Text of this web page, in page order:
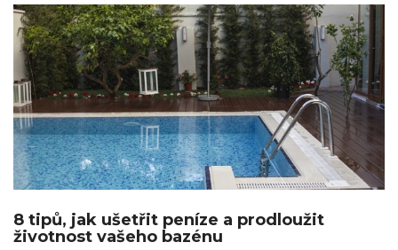
8 tipů, jak ušetřit peníze a prodloužit
životnost vašeho bazénu